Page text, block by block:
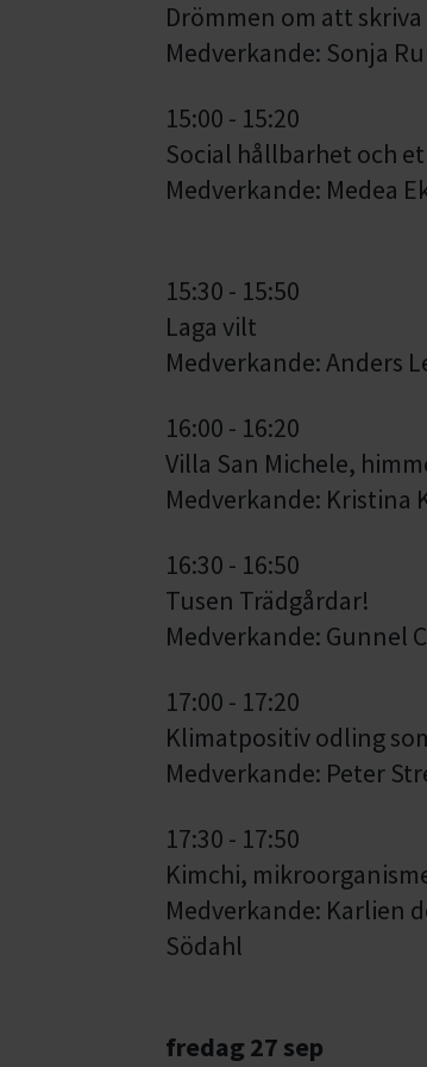
Drömmen om att
Medverkande: Sonja
15:00 - 15:20
Social hållbarhet och
Medverkande: Medea
15:30 - 15:50
Laga vilt
Medverkande: Anders
16:00 - 16:20
Villa San Michele,
Medverkande: Kristina
16:30 - 16:50
Tusen Trädgårdar!
Medverkande: Gunnel
17:00 - 17:20
Klimatpositiv odling
Medverkande: Peter
17:30 - 17:50
Kimchi,
Medverkande: Karlien
Södahl
fredag 27 sep